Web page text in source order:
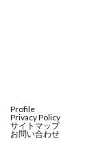
Profile
Privacy Policy
サイトマップ
お問い合わせ